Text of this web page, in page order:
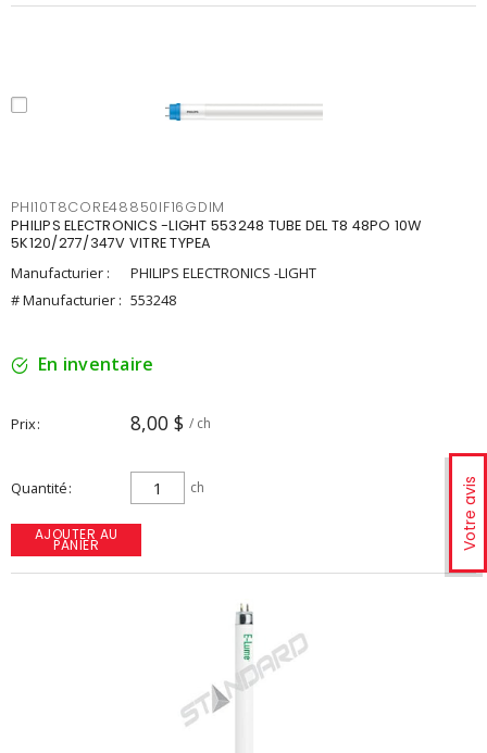
Votre avis
PHI10T8CORE48850IF16GDIM
PHILIPS ELECTRONICS -LIGHT 553248 TUBE DEL T8 48PO 10W
5K120/277/347V VITRE TYPEA
Manufacturier :
PHILIPS ELECTRONICS -LIGHT
# Manufacturier : 553248
En inventaire
Prix 8,00 $ / ch
Quantité ch
AJOUTER AU
PANIER